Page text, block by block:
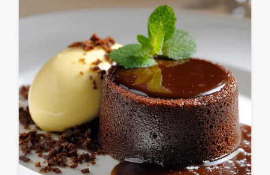
Oubliez la poudre Cette recette de chocolat
chaud blanc maison est incroyablement
veloutée et crémeuse Digne des grands
salons de thé Prête en 15 minutes